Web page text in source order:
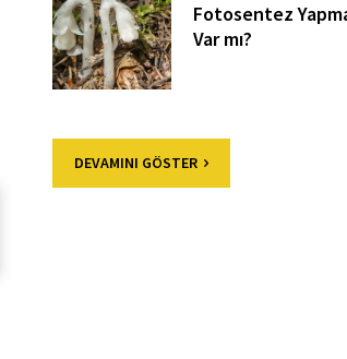
Fotosentez
Var mı?
DEVAMINI GÖSTER